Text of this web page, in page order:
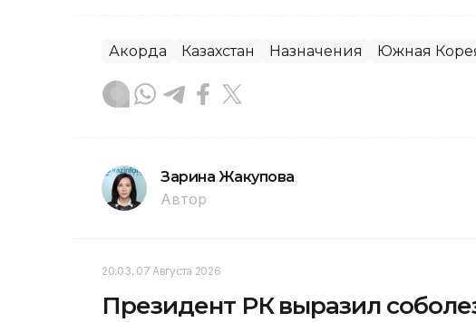
Акорда Казахстан Назначения Южная
Зарина Жакупова
Автор
20:03, 07 Августа 2026
Президент РК выразил